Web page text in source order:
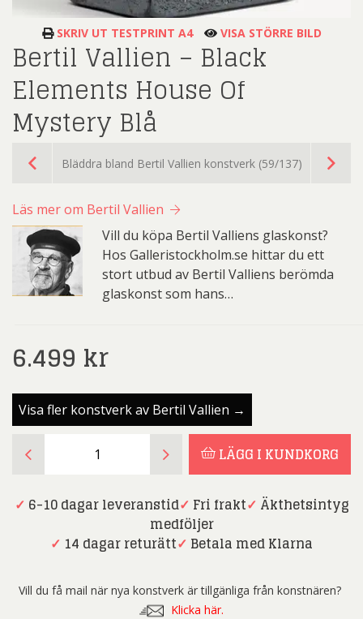
SKRIV UT TESTPRINT A4 VISA STÖRRE BILD
Bertil Vallien – Black
Elements House Of
Mystery Blå
Bläddra bland Bertil Vallien konstverk (59/137)
Läs mer om Bertil Vallien
Vill du köpa Bertil Valliens glaskonst?
Hos Galleristockholm.se hittar du ett
stort utbud av Bertil Valliens berömda
glaskonst som hans…
6.499 kr
Visa fler konstverk av Bertil Vallien →
Vallien
Black
Mystery
Blå
LÄGG I KUNDKORG
✓ 6-10 dagar leveranstid✓ Fri frakt✓ Äkthetsintyg
medföljer
✓ 14 dagar returätt✓ Betala med Klarna
Vill du få mail när nya konstverk är tillgänliga från konstnären?
Klicka här.